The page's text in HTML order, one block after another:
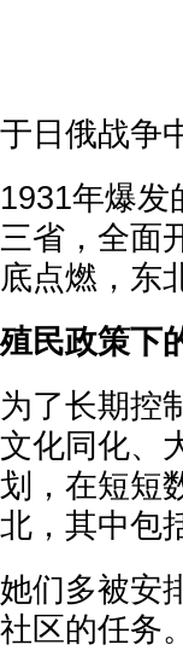
于日俄战争
1931年爆发
三省，全面
底点燃，东
殖民政策下
为了长期控
文化同化、
划，在短短
北，其中包
她们多被安
社区的任务。